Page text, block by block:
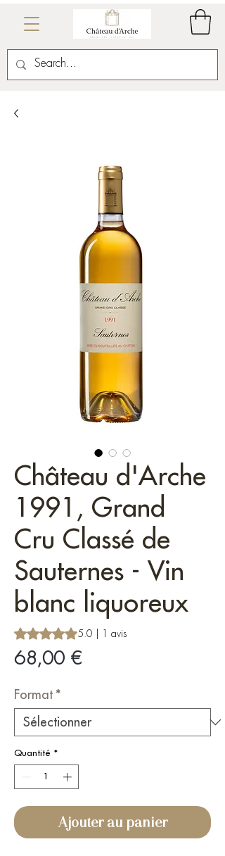
Château d'Arche
1991, Grand
Cru Classé de
Sauternes - Vin
blanc liquoreux
La note est de 5.0 sur cinq étoiles selon 1
5.0 | 1 avis
68,00 €Prix
Format *
Quantité *
Ajouter au panier